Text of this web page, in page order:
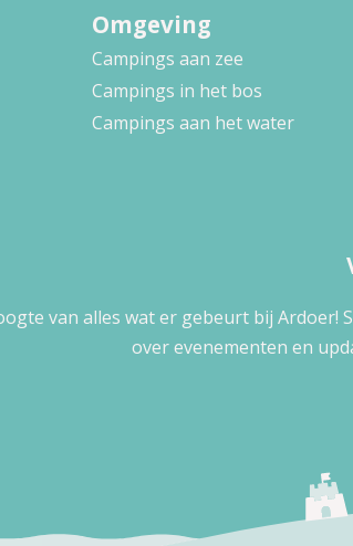
Omgeving
Campings aan zee
Campings in het bos
Campings aan het water
van alles wat er gebeurt bij Ardoer!
over evenementen en